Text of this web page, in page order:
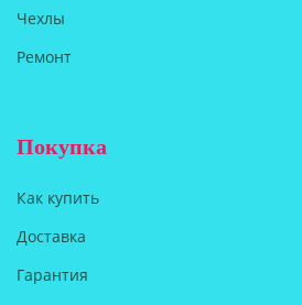
Чехлы
Ремонт
Покупка
Как купить
Доставка
Гарантия